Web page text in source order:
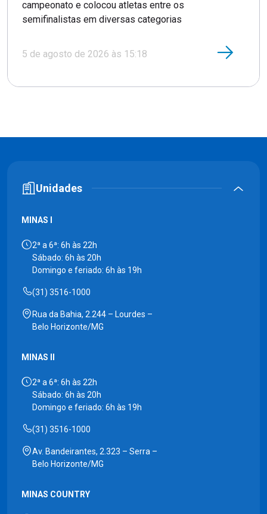
campeonato e colocou atletas entre os
semifinalistas em diversas categorias
5 de agosto de 2026 às 15:18
Unidades
MINAS I
2ª a 6ª: 6h às 22h
Sábado: 6h às 20h
Domingo e feriado: 6h às 19h
(31) 3516-1000
Rua da Bahia, 2.244 – Lourdes –
Belo Horizonte/MG
MINAS II
2ª a 6ª: 6h às 22h
Sábado: 6h às 20h
Domingo e feriado: 6h às 19h
(31) 3516-1000
Av. Bandeirantes, 2.323 – Serra –
Belo Horizonte/MG
MINAS COUNTRY